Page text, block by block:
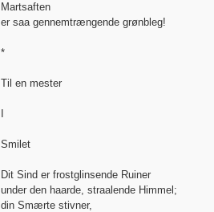
Martsaften
er saa gennemtrængende grønbleg!
*
Til en mester
Smilet
Dit Sind er frostglinsende Ruiner
under den haarde, straalende Himmel;
din Smærte stivner,